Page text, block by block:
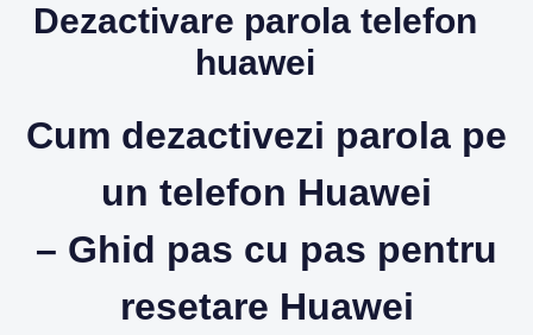
Dezactivare parola telefon
huawei
Cum dezactivezi parola pe
un telefon Huawei
– Ghid pas cu pas pentru
resetare Huawei